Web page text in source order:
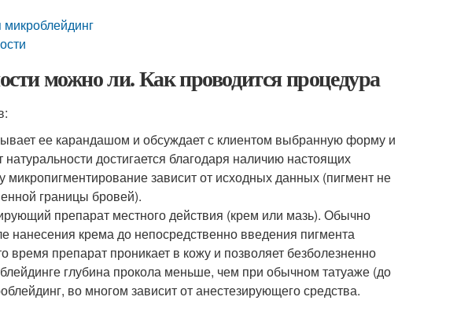
можно ли. Как проводится процедура
ее карандашом и обсуждает с клиентом выбранную форму и
достигается благодаря наличию настоящих
зависит от исходных данных (пигмент не
границы бровей).
препарат местного действия (крем или мазь). Обычно
нанесения крема до непосредственно введения пигмента
препарат проникает в кожу и позволяет безболезненно
глубина прокола меньше, чем при обычном татуаже (до
во многом зависит от анестезирующего средства.